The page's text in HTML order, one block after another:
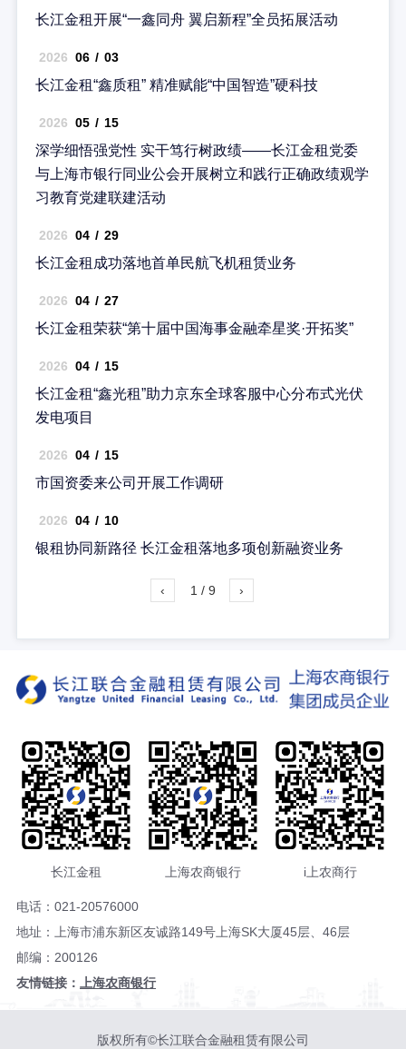
长江金租开展“一鑫同舟 翼启新程”全员拓展活动
2026 06 / 03
长江金租“鑫质租” 精准赋能“中国智造”硬科技
2026 05 / 15
深学细悟强党性 实干笃行树政绩——长江金租党委
与上海市银行同业公会开展树立和践行正确政绩观学
习教育党建联建活动
2026 04 / 29
长江金租成功落地首单民航飞机租赁业务
2026 04 / 27
长江金租荣获“第十届中国海事金融牵星奖·开拓奖”
2026 04 / 15
长江金租“鑫光租”助力京东全球客服中心分布式光伏
发电项目
2026 04 / 15
市国资委来公司开展工作调研
2026 04 / 10
银租协同新路径 长江金租落地多项创新融资业务
‹ 1 / 9 ›
长江金租 上海农商银行 i上农商行
电话：021-20576000
地址：上海市浦东新区友诚路149号上海SK大厦45层、46层
邮编：200126
友情链接：
上海农商银行
版权所有©长江联合金融租赁有限公司